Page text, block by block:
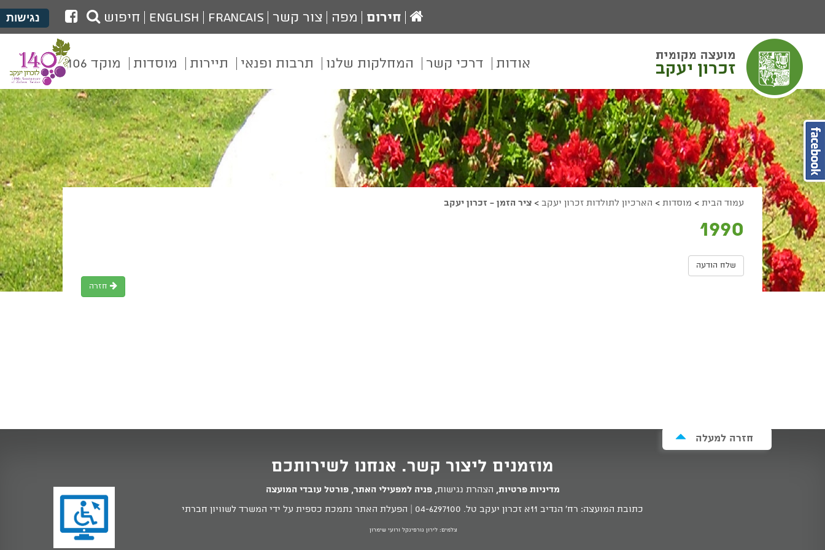
הגדל גודל פונט
הקטן גודל פונט
מצב ניגודיות גבוהה
מצב ניגודיות נמוכה
הצג קישורים
הצהרת נגישות
נגישות
עמוד
הבית
חירום מפה צור קשר Francais
English חיפוש
לעמוד
הפייסבוק
של
מועצת
זכרון
יעקב
אודות דרכי קשר המחלקות שלנו תרבות ופנאי תיירות מוסדות מוקד 106
עמוד הבית > מוסדות > הארכיון לתולדות זכרון יעקב > ציר הזמן - זכרון יעקב
1990
שלח הודעה
חזרה
חזרה למעלה
מוזמנים ליצור קשר. אנחנו לשירותכם
מדיניות פרטיות, הצהרת נגישות,פניה למפעילי האתר,פורטל עובדי המועצה
כתובת המועצה: רח' הנדיב 11א זכרון יעקב טל.
04-6297100 | הפעלת האתר נתמכת כספית על ידי המשרד לשוויון חברתי
צלמים: לירון גורפינקל ורועי שימרון